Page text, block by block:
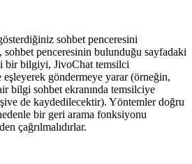
sohbet penceresini
sohbet penceresinin bulunduğu sayfadaki
bir bilgiyi, JivoChat temsilci
eşleyerek göndermeye yarar (örneğin,
bilgi sohbet ekranında temsilciye
de kaydedilecektir). Yöntemler doğru
bir geri arama fonksiyonu
çağrılmalıdırlar.